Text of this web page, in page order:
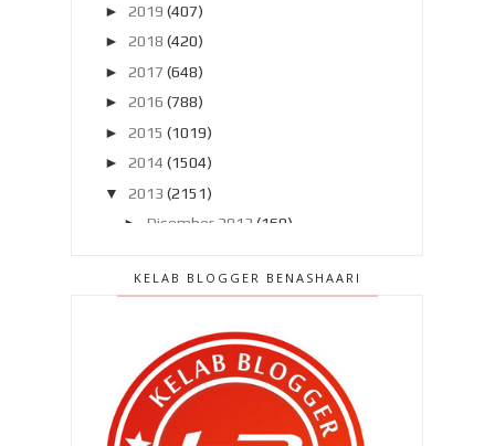
► 2019 (407)
► 2018 (420)
► 2017 (648)
► 2016 (788)
► 2015 (1019)
► 2014 (1504)
▼
2013 (2151)
► Disember 2013 (169)
►Oktober 2013 (160)
Ogos 2013(182)
Bila Ammar datang ..
Budu milo dengan tepung gomak !
KELAB BLOGGER BENASHAARI